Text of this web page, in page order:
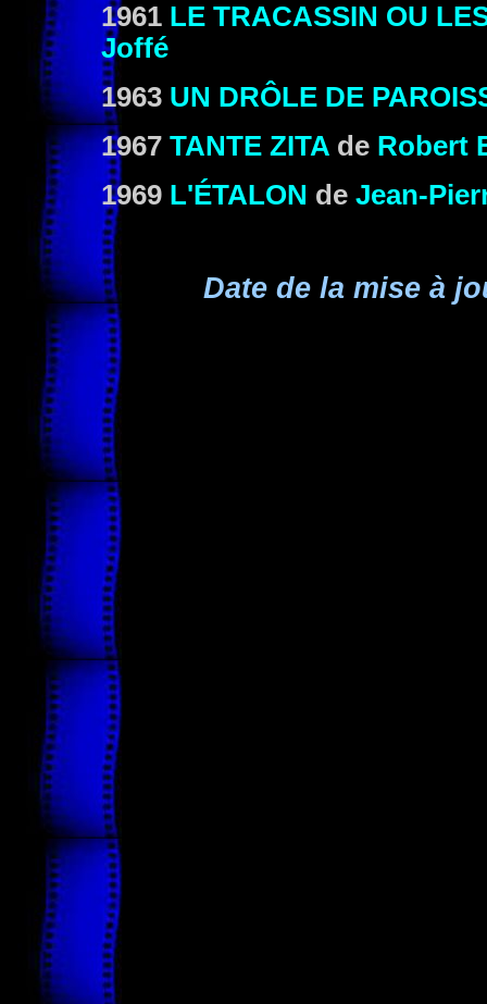
1961 LE TRACASSIN OU
Joffé
1963 UN DRÔLE DE
1967 TANTE ZITA de Robert
1969 L'ÉTALON de Jean-
Date de la mise à